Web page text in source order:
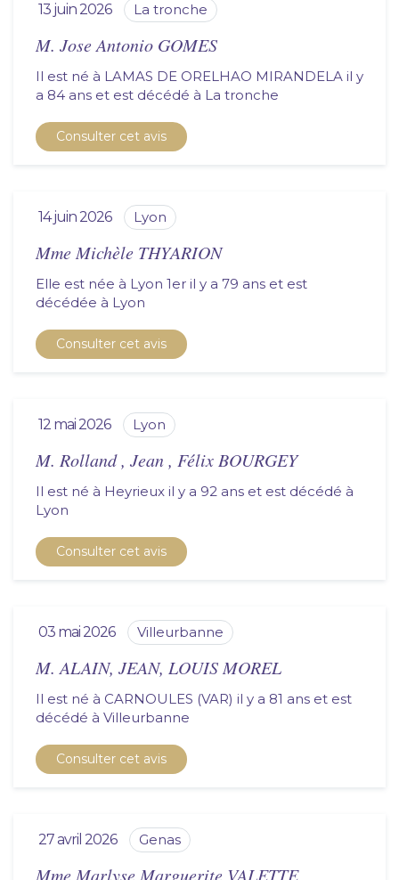
13 juin 2026 la tronche
M. Jose Antonio GOMES
Il est né à LAMAS DE ORELHAO MIRANDELA il y
a 84 ans et est décédé à
la tronche
Consulter cet avis
14 juin 2026 lyon
Mme Michèle THYARION
Elle est née à Lyon 1er il y a 79 ans et est
décédée à
lyon
Consulter cet avis
12 mai 2026 lyon
M. Rolland , Jean , Félix BOURGEY
Il est né à Heyrieux il y a 92 ans et est décédé à
lyon
Consulter cet avis
03 mai 2026 villeurbanne
M. ALAIN, JEAN, LOUIS MOREL
Il est né à CARNOULES (VAR) il y a 81 ans et est
décédé à
villeurbanne
Consulter cet avis
27 avril 2026 genas
Mme Marlyse Marguerite VALETTE